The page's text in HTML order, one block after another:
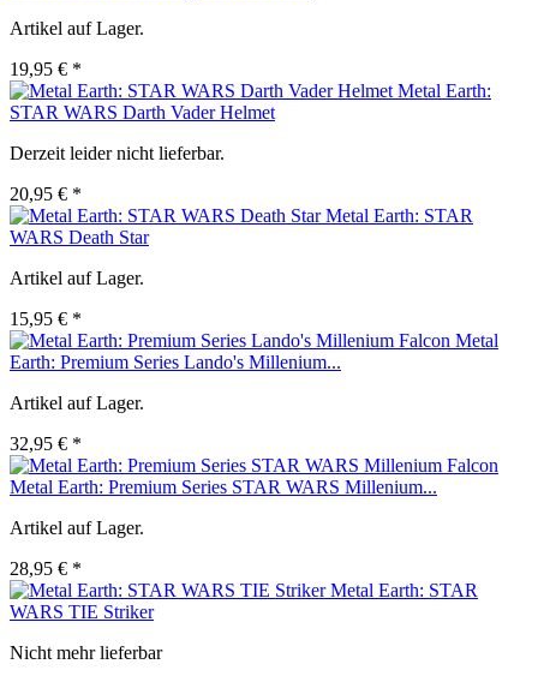
Artikel auf Lager.
19,95 € *
Metal Earth:
STAR WARS Darth Vader Helmet
Derzeit leider nicht lieferbar.
20,95 € *
Metal Earth: STAR
WARS Death Star
Artikel auf Lager.
15,95 € *
Metal
Earth: Premium Series Lando's Millenium...
Artikel auf Lager.
32,95 € *
Metal Earth: Premium Series STAR WARS Millenium...
Artikel auf Lager.
28,95 € *
Metal Earth: STAR
WARS TIE Striker
Nicht mehr lieferbar